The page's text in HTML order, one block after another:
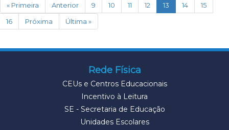
« Primeira Anterior 9 10 11 12 13 (current)
14
15
16
Próxima Última »
Rede Física
CEUs e Centros Educacionais
Incentivo à Leitura
SE - Secretaria de Educação
Unidades Escolares